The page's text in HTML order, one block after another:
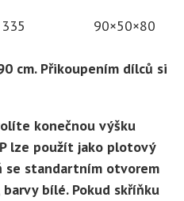
335 90×50×80
cm. Přikoupením dílců si
konečnou výšku
lze použít jako plotový
se standartním otvorem
bílé. Pokud skříňku